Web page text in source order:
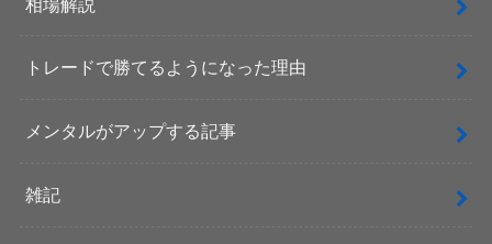
トレードで勝てるようになった理由
メンタルがアップする記事
雑記